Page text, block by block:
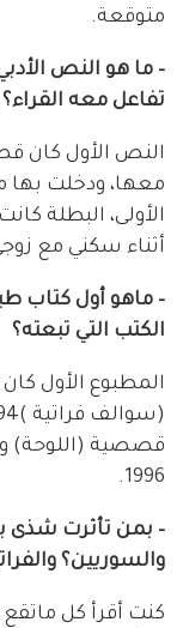
متوقعة.
– ما هو النص
تفاعل معه
النص الأول كان
معها، ودخلت بها
الأولى، البطلة
أثناء سكني مع
– ماهو أول كتاب
الكتب التي تبعته؟
المطبوع الأول
قصصية (اللوحة)
1996.
– بمن تأثرت شذى
والسوريين؟
كنت أقرأ كل